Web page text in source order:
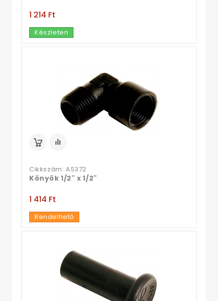
1 214 Ft‎
Készleten
Cikkszám: AS372
Könyök 1/2" x 1/2"
1 414 Ft‎
Rendelhető